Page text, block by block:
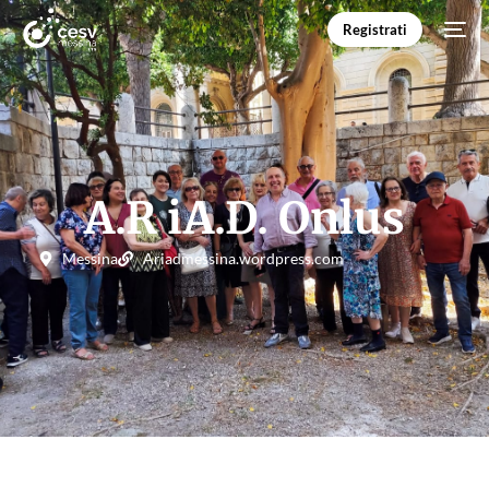
Registrati
A.R iA.D. Onlus
Messina Ariadmessina.wordpress.com